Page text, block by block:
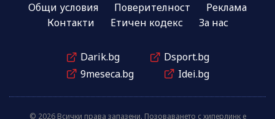
Общи условия Поверителност
Реклама
Контакти
Етичен кодекс За нас
Darik.bg
Dsport.bg
9meseca.bg
Idei.bg
© 2026 Всички права запазени. Позоваването с хиперлинк е